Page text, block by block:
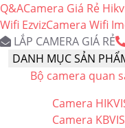
Q&ACamera Giá Rẻ
Wifi EzvizCamera Wifi
LẮP CAMERA GIÁ RẺ
DANH MỤC SẢN
Bộ camera quan
Camera
Camera